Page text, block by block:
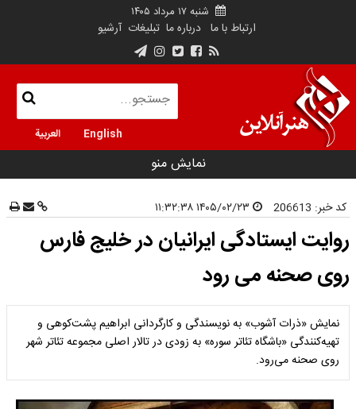
شنبه ۱۷ مرداد ۱۴۰۵
ارتباط با ما درباره ما تبلیغات آرشیو
English العربية
نمایش منو
کد خبر: 206613
روایت ایستادگی ایرانیان در خلیج فارس
روی صحنه می رود
نمایش «ذرات آشوب» به نویسندگی و کارگردانی ابراهیم پشت‌کوهی و
تهیه‌کنندگی «باشگاه تئاتر سوره» به زودی در تالار اصلی مجموعه تئاتر شهر
روی صحنه می‌رود.